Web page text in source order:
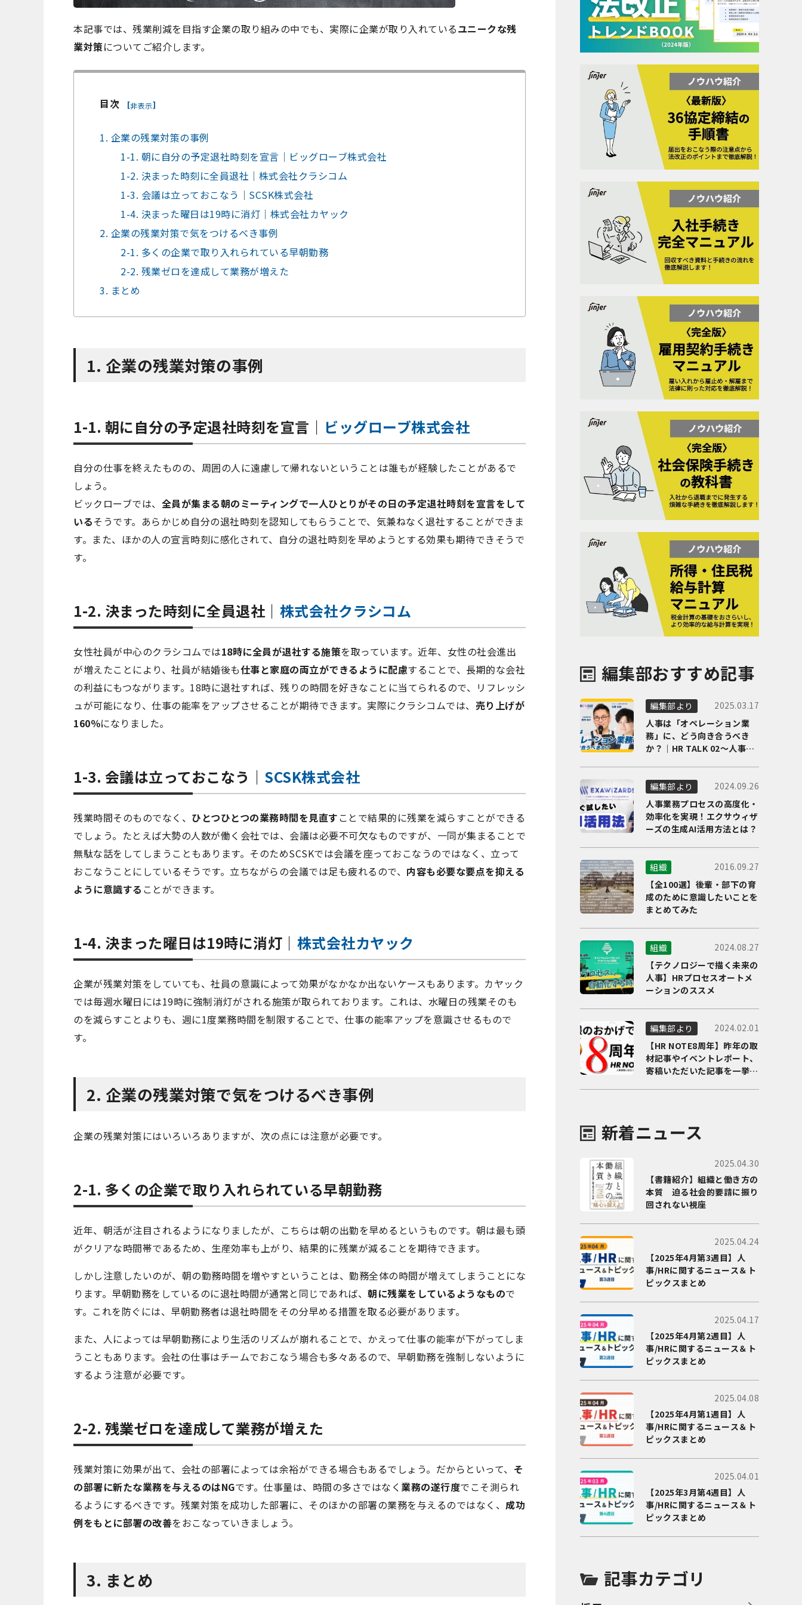
本記事では、残業削減を目指す企業の取り組みの中でも、実際に企業が取り入れているユニークな残
業対策についてご紹介します。
目次 [非表示]
1. 企業の残業対策の事例
1-1. 朝に自分の予定退社時刻を宣言｜ビッグローブ株式会社
1-2. 決まった時刻に全員退社｜株式会社クラシコム
1-3. 会議は立っておこなう｜SCSK株式会社
1-4. 決まった曜日は19時に消灯｜株式会社カヤック
2. 企業の残業対策で気をつけるべき事例
2-1. 多くの企業で取り入れられている早朝勤務
2-2. 残業ゼロを達成して業務が増えた
3. まとめ
1. 企業の残業対策の事例
1-1. 朝に自分の予定退社時刻を宣言｜ ビッグローブ株式会社
自分の仕事を終えたものの、周囲の人に遠慮して帰れないということは誰もが経験したことがあるで
しょう。
ビックローブでは、 全員が集まる朝のミーティングで一人ひとりがその日の予定退社時刻を宣言をして
いるそうです。あらかじめ自分の退社時刻を認知してもらうことで、気兼ねなく退社することができま
す。また、ほかの人の宣言時刻に感化されて、自分の退社時刻を早めようとする効果も期待できそうで
す。
1-2. 決まった時刻に全員退社｜ 株式会社クラシコム
女性社員が中心のクラシコムでは18時に全員が退社する施策を取っています。近年、女性の社会進出
が増えたことにより、社員が結婚後も仕事と家庭の両立ができるように配慮することで、長期的な会社
の利益にもつながります。18時に退社すれば、残りの時間を好きなことに当てられるので、リフレッシ
ュが可能になり、仕事の能率をアップさせることが期待できます。実際にクラシコムでは、 売り上げが
160％になりました。
1-3. 会議は立っておこなう｜ SCSK株式会社
残業時間そのものでなく、 ひとつひとつの業務時間を見直す ことで結果的に残業を減らすことができる
でしょう。たとえば大勢の人数が働く会社では、会議は必要不可欠なものですが、一同が集まることで
無駄な話をしてしまうこともあります。そのためSCSKでは会議を座っておこなうのではなく、立って
おこなうことにしているそうです。立ちながらの会議では足も疲れるので、 内容も必要な要点を抑える
ように意識する ことができます。
1-4. 決まった曜日は19時に消灯｜ 株式会社カヤック
企業が残業対策をしていても、社員の意識によって効果がなかなか出ないケースもあります。カヤック
では毎週水曜日には19時に強制消灯がされる施策が取られております。これは、水曜日の残業そのも
のを減らすことよりも、週に1度業務時間を制限することで、仕事の能率アップを意識させるもので
す。
2. 企業の残業対策で気をつけるべき事例
企業の残業対策にはいろいろありますが、次の点には注意が必要です。
2-1. 多くの企業で取り入れられている早朝勤務
近年、朝活が注目されるようになりましたが、こちらは朝の出勤を早めるというものです。朝は最も頭
がクリアな時間帯であるため、生産効率も上がり、結果的に残業が減ることを期待できます。
しかし注意したいのが、朝の勤務時間を増やすということは、勤務全体の時間が増えてしまうことにな
ります。早朝勤務をしているのに退社時間が通常と同じであれば、 朝に残業をしているようなもので
す。これを防ぐには、早朝勤務者は退社時間をその分早める措置を取る必要があります。
また、人によっては早朝勤務により生活のリズムが崩れることで、かえって仕事の能率が下がってしま
うこともあります。会社の仕事はチームでおこなう場合も多々あるので、早朝勤務を強制しないように
するよう注意が必要です。
2-2. 残業ゼロを達成して業務が増えた
残業対策に効果が出て、会社の部署によっては余裕ができる場合もあるでしょう。だからといって、 そ
の部署に新たな業務を与えるのはNGです。仕事量は、時間の多さではなく 業務の遂行度でこそ測られ
るようにするべきです。残業対策を成功した部署に、そのほかの部署の業務を与えるのではなく、 成功
例をもとに部署の改善をおこなっていきましょう。
3. まとめ
編集部おすすめ記事
編集部より
2025.03.17
人事は「オペレーション業
務」に、どう向き合うべき
か？｜HR TALK 02～人事DX
編集部より
2024.09.26
人事業務プロセスの高度化・
効率化を実現！エクサウィザ
ーズの生成AI活用方法とは？
組織
2016.09.27
【全100選】後輩・部下の育
成のために意識したいことを
まとめてみた
組織
2024.08.27
【テクノロジーで描く未来の
人事】HRプロセスオートメ
ーションのススメ
編集部より
2024.02.01
【HR NOTE8周年】昨年の取
材記事やイベントレポート、
寄稿いただいた記事を一挙に
新着ニュース
2025.04.30
【書籍紹介】組織と働き方の
本質 迫る社会的要請に振り
回されない視座
2025.04.24
【2025年4月第3週目】人
事/HRに関するニュース＆ト
ピックスまとめ
2025.04.17
【2025年4月第2週目】人
事/HRに関するニュース＆ト
ピックスまとめ
2025.04.08
【2025年4月第1週目】人
事/HRに関するニュース＆ト
ピックスまとめ
2025.04.01
【2025年3月第4週目】人
事/HRに関するニュース＆ト
ピックスまとめ
記事カテゴリ